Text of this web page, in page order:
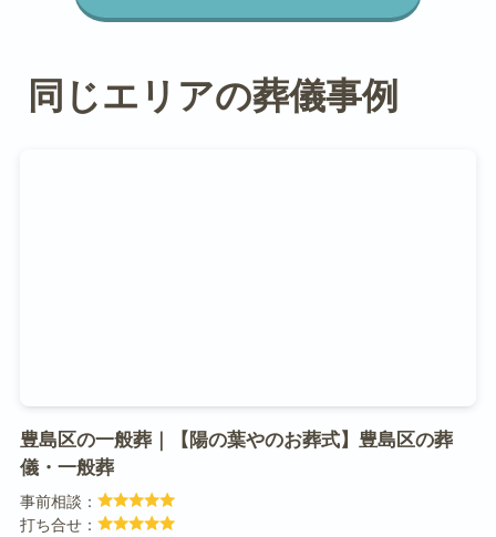
同じエリアの葬儀事例
豊島区の一般葬｜【陽の葉やのお葬式】豊島区の葬
儀・一般葬
事前相談：
打ち合せ：